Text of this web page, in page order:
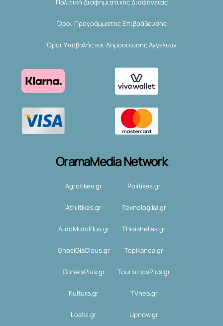
Πολιτική Διαφημιστικής Διαφάνειας
Όροι Προγράμματος Επιβράβευσης
Όροι Υποβολής και Δημοσίευσης Αγγελιών
OramaMedia Network
Agrotikes.gr Politikes.gr
Athlitikes.gr Texnologika.gr
AutoMotoPlus.gr Thisishellas.gr
GnosiGiaOlous.gr Topikanea.gr
GoneisPlus.gr TourismosPlus.gr
Kultura.gr TVnea.gr
Loatki.gr Upnow.gr